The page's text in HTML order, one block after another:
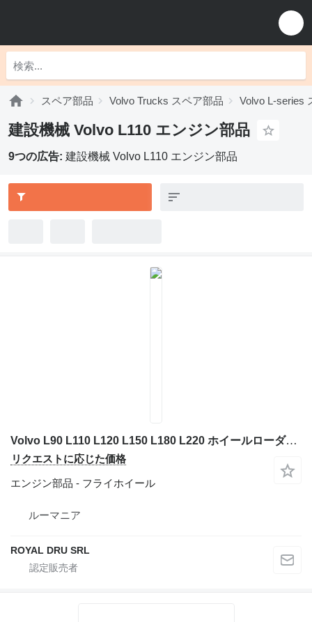
スペア部品 Volvo Trucks スペア部品 Volvo L-series
建設機械 Volvo L110 エンジン部品
9つの広告: 建設機械 Volvo L110 エンジン部品
Volvo L90 L110 L120 L150 L180 L220 ホイールローダーのためのButuc Axa pentru Vola フライホイール
リクエストに応じた価格
エンジン部品 - フライホイール
ルーマニア
ROYAL DRU SRL